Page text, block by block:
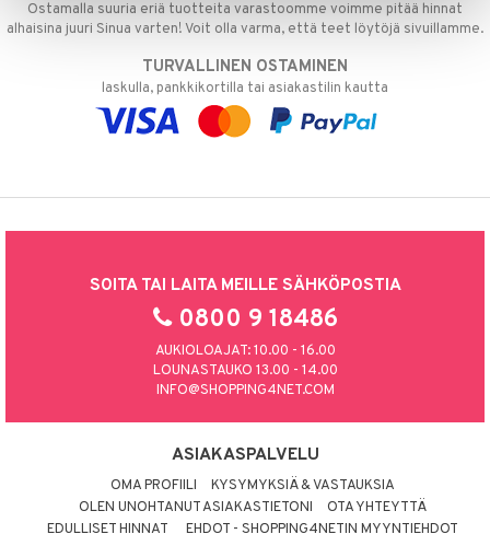
Ostamalla suuria eriä tuotteita varastoomme voimme pitää hinnat
alhaisina juuri Sinua varten! Voit olla varma, että teet löytöjä sivuillamme.
TURVALLINEN OSTAMINEN
laskulla, pankkikortilla tai asiakastilin kautta
SOITA TAI LAITA MEILLE SÄHKÖPOSTIA
0800 9 18486
AUKIOLOAJAT: 10.00 - 16.00
LOUNASTAUKO 13.00 - 14.00
INFO@SHOPPING4NET.COM
ASIAKASPALVELU
OMA PROFIILI
KYSYMYKSIÄ & VASTAUKSIA
OLEN UNOHTANUT ASIAKASTIETONI
OTA YHTEYTTÄ
EDULLISET HINNAT
EHDOT - SHOPPING4NETIN MYYNTIEHDOT